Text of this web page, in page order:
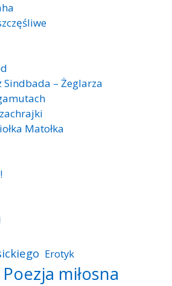
– Żeglarza
Matołka
Erotyk
Poezja miłosna